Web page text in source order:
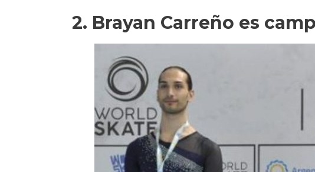
2. Brayan Carreño es